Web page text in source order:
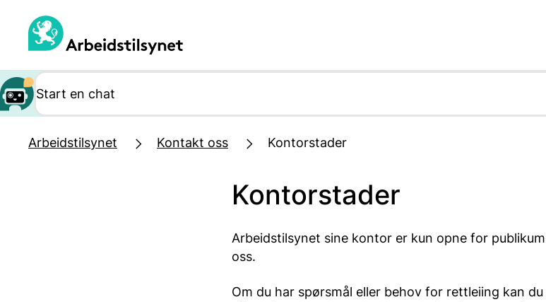
hovedinnhold
Arbeidstilsynet Kontakt oss Kontorstader
Kontorstader
Arbeidstilsynet sine kontor er kun opne for
oss.
Om du har spørsmål eller behov for rettleiing kan du